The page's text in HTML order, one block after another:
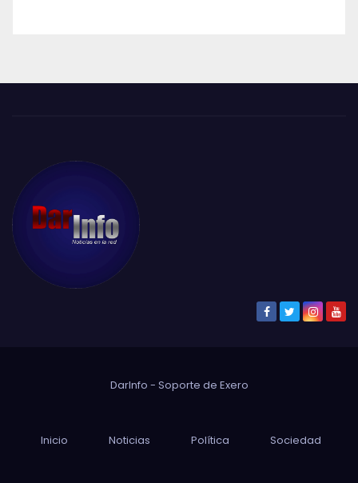
DarInfo - Soporte de Exero
Inicio Noticias Política Sociedad